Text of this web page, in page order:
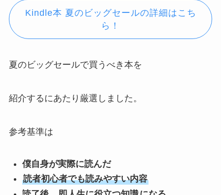
Kindle本 夏のビッグセールの詳細はこち
ら！
夏のビッグセールで買うべき本を
紹介するにあたり厳選しました。
参考基準は
僕自身が実際に読んだ
読者初心者でも読みやすい内容